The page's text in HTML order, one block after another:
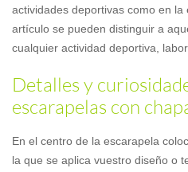
actividades deportivas como en
artículo se pueden distinguir a
cualquier actividad deportiva,
Detalles y
escarapelas con
En el centro de la escarapela
la que se aplica vuestro diseño o